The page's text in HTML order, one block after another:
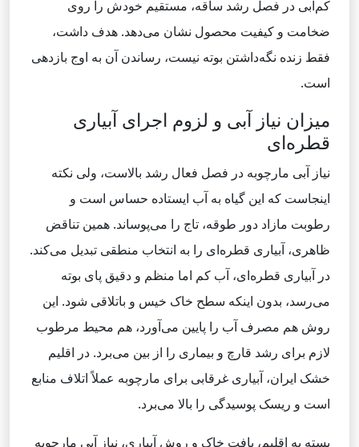
کم‌آبی در فصل رشد ساقه، مستقیم خودش را روی
ضخامت و کیفیت محصول نشان می‌دهد. هدف داشت،
فقط زنده نگه‌داشتن بوته نیست، رساندن آن به اوج بازدهی
است.
میزان نیاز آبی و لزوم اجرای آبیاری
قطره‌ای
نیاز آبی مارچوبه در فصل فعال رشد بالاست، ولی نکته
اینجاست که این گیاه به آب ایستاده حساس است و
رطوبت مازاد دور طوقه، تاج را می‌پوساند. همین تناقض
ظاهری، آبیاری قطره‌ای را به انتخاب منطقی تبدیل می‌کند.
در آبیاری قطره‌ای، آب کم اما منظم و دقیق پای بوته
می‌رسد، بدون اینکه سطح خاک خیس و باتلاقی شود. این
روش هم مصرف آب را پایین می‌آورد، هم محیط مرطوب
لازم برای رشد قارچ و بیماری را از بین می‌برد. در اقلیم
خشک ایران، آبیاری غرقابی برای مارچوبه عملاً اتلاف منابع
است و ریسک پوسیدگی را بالا می‌برد.
بسته به اقلیم، بافت خاک و روش آبیاری، نیاز آبی مارچوبه